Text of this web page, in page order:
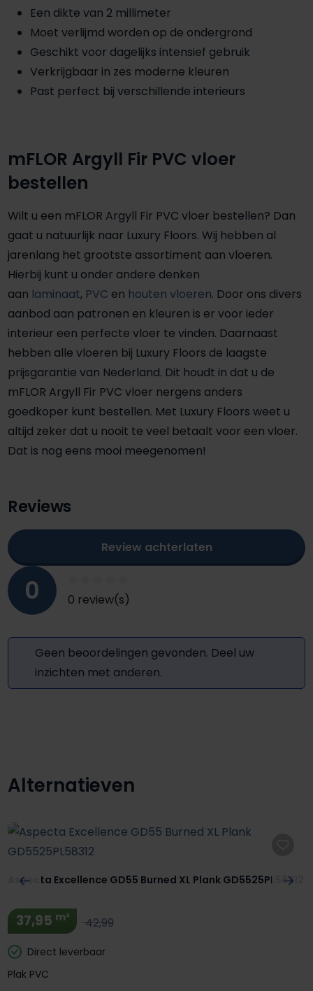
Een dikte van 2 millimeter
Moet verlijmd worden op de ondergrond
Geschikt voor dagelijks intensief gebruik
Verkrijgbaar in zes moderne kleuren
Past perfect bij verschillende interieurs
mFLOR Argyll Fir PVC vloer
bestellen
Wilt u een mFLOR Argyll Fir PVC vloer bestellen? Dan
gaat u natuurlijk naar Luxury Floors. Wij hebben al
jarenlang het grootste assortiment aan vloeren.
Hierbij kunt u onder andere denken
aan laminaat, PVC en houten vloeren. Door ons divers
aanbod aan patronen en kleuren is er voor ieder
interieur een perfecte vloer te vinden. Daarnaast
hebben alle vloeren bij Luxury Floors de laagste
prijsgarantie van Nederland. Dit houdt in dat u de
mFLOR Argyll Fir PVC vloer nergens anders
goedkoper kunt bestellen. Met Luxury Floors weet u
altijd zeker dat u nooit te veel betaalt voor een vloer.
Dat is nog eens mooi meegenomen!
Reviews
0 0 review(s)
Review achterlaten
Geen beoordelingen gevonden. Deel uw
inzichten met anderen.
Productgalerij overslaan
Alternatieven
Aspecta Excellence GD55 Burned XL Plank GD5525PL58312
37,95 m² 42,99
Direct leverbaar
Plak PVC